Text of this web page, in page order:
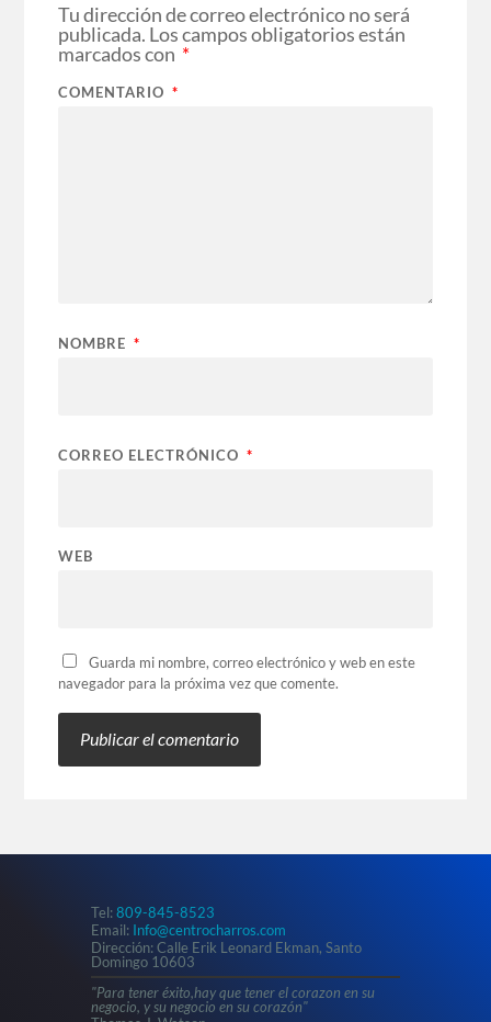
Tu dirección de correo electrónico no será
publicada. Los campos obligatorios están
marcados con *
COMENTARIO *
NOMBRE *
CORREO ELECTRÓNICO *
WEB
Guarda mi nombre, correo electrónico y web en este
navegador para la próxima vez que comente.
Tel:809-845-8523
Email: Info@centrocharros.com
Dirección: Calle Erik Leonard Ekman, Santo
Domingo 10603
"Para tener éxito,hay que tener el corazon en su
negocio, y su negocio en su corazón"